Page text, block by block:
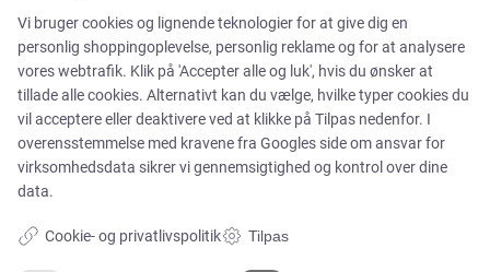
Cases
Produkter
Services
Vi bruger cookies og lignende teknologier for at give dig en
personlig shoppingoplevelse, personlig reklame og for at analysere
vores webtrafik. Klik på 'Accepter alle og luk', hvis du ønsker at
tillade alle cookies. Alternativt kan du vælge, hvilke typer cookies du
vil acceptere eller deaktivere ved at klikke på Tilpas nedenfor. I
overensstemmelse med kravene fra Googles side om ansvar for
virksomhedsdata sikrer vi gennemsigtighed og kontrol over dine
data.
Cookie- og privatlivspolitik Tilpas